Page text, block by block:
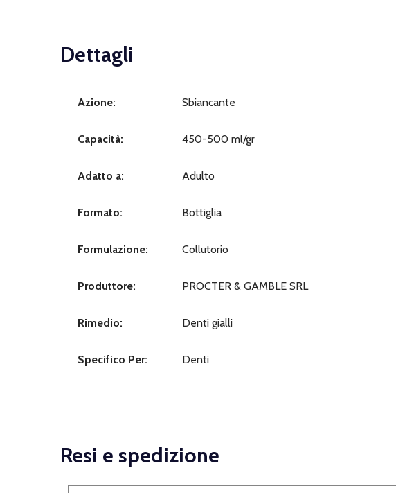
Dettagli
Azione: Sbiancante
Capacità: 450-500 ml/gr
Adatto a: Adulto
Formato: Bottiglia
Formulazione: Collutorio
Produttore: PROCTER & GAMBLE SRL
Rimedio: Denti gialli
Specifico Per: Denti
Resi e spedizione